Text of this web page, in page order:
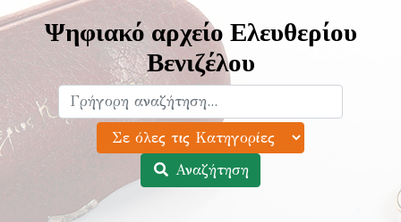
Ψηφιακό αρχείο Ελευθερίου
Βενιζέλου
Αναζήτηση